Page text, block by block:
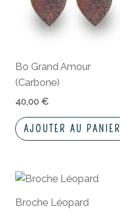
Bo Grand Amour
(Carbone)
40,00€
AJOUTER AU PANIER
Broche Léopard